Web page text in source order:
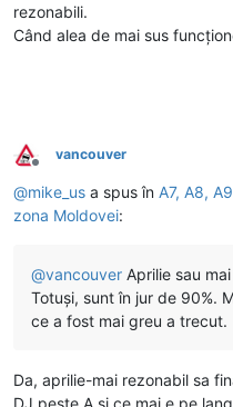
rezonabili.
Când alea de mai sus
Deconectat
vancouver
@mike_us a spus în A7, A8,
zona Moldovei:
@vancouver Aprilie sau
Totuși, sunt în jur de 90%.
ce a fost mai greu a trecut.
Da, aprilie-mai rezonabil sa